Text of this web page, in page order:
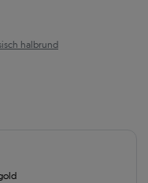
halbrund